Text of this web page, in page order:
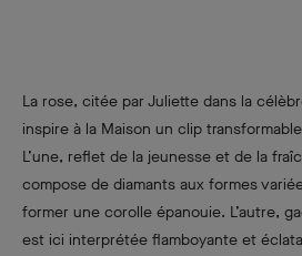
La rose, citée par Juliette dans la
inspire à la Maison un clip
L’une, reflet de la jeunesse et de la
compose de diamants aux formes
former une corolle épanouie. L’autre,
est ici interprétée flamboyante et